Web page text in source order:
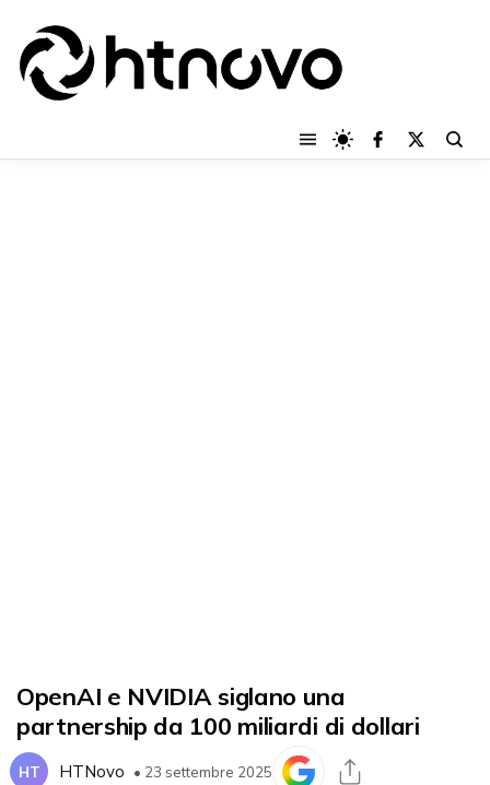
OpenAI e NVIDIA siglano una
partnership da 100 miliardi di dollari
HT HTNovo • 23 settembre 2025